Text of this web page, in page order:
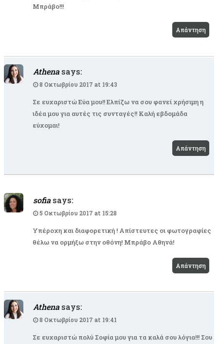
Μπράβο!!!
Απάντηση
Athena says:
8 Οκτωβρίου 2017 at 19:43
Σε ευχαριστώ Εύα μου!! Ελπίζω να σου φανεί χρήσιμη η
ιδέα μου για αυτές τις συνταγές!! Καλή εβδομάδα
εύχομαι!
Απάντηση
sofia says:
5 Οκτωβρίου 2017 at 15:28
Υπέροχη και διαφορετική ! Απίστευτες οι φωτογραφίες
θέλω να ορμήξω στην οθόνη! Μπράβο Αθηνά!
Απάντηση
Athena says:
8 Οκτωβρίου 2017 at 19:41
Σε ευχαριστώ πολύ Σοφία μου για τα καλά σου λόγια!!! Σου